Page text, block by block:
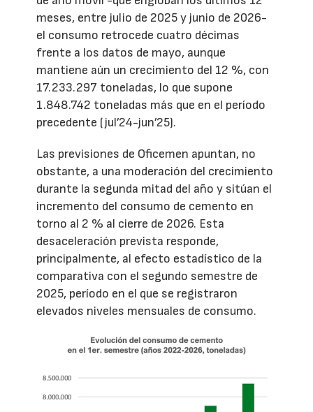
meses, entre julio de 2025 y junio de 2026-
el consumo retrocede cuatro décimas
frente a los datos de mayo, aunque
mantiene aún un crecimiento del 12 %, con
17.233.297 toneladas, lo que supone
1.848.742 toneladas más que en el período
precedente (jul’24-jun’25).
Las previsiones de Oficemen apuntan, no
obstante, a una moderación del crecimiento
durante la segunda mitad del año y sitúan el
incremento del consumo de cemento en
torno al 2 % al cierre de 2026. Esta
desaceleración prevista responde,
principalmente, al efecto estadístico de la
comparativa con el segundo semestre de
2025, período en el que se registraron
elevados niveles mensuales de consumo.